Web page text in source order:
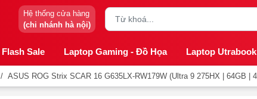
Hệ thống cửa hàng
(chi nhánh hà nội)
Flash Sale Laptop Gaming - Đồ Họa Laptop
/ ASUS ROG Strix SCAR 16 G635LX-RW179W (Ultra 9 275HX | 64GB |